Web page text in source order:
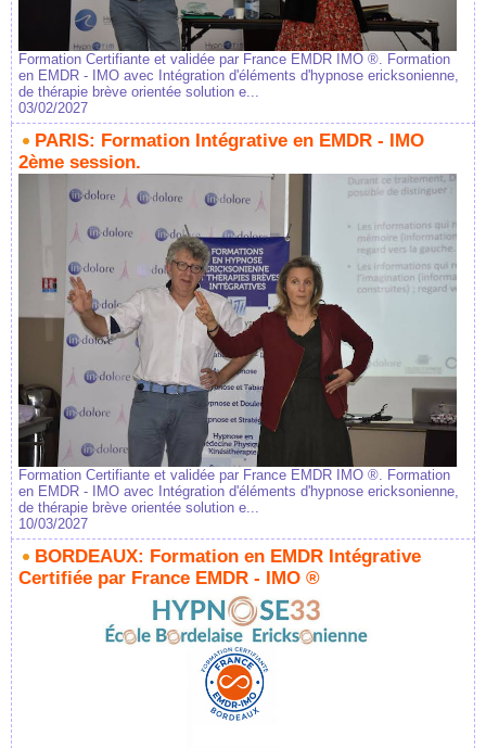
Formation Certifiante et validée par France EMDR IMO ®. Formation
en EMDR - IMO avec Intégration d'éléments d'hypnose ericksonienne,
de thérapie brève orientée solution e...
03/02/2027
PARIS: Formation Intégrative en EMDR - IMO
2ème session.
Formation Certifiante et validée par France EMDR IMO ®. Formation
en EMDR - IMO avec Intégration d'éléments d'hypnose ericksonienne,
de thérapie brève orientée solution e...
10/03/2027
BORDEAUX: Formation en EMDR Intégrative
Certifiée par France EMDR - IMO ®